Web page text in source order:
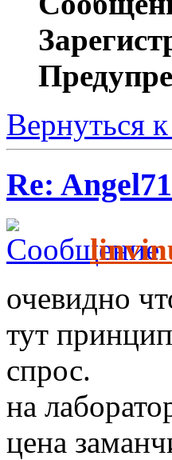
Вернуться
Re: Angel71
очевидно
тут
спрос.
на
цена